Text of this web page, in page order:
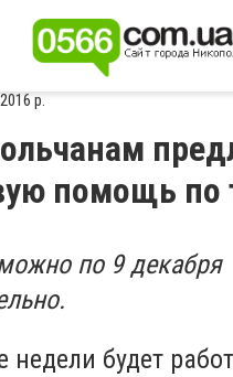
р.
помощь по
по 9 декабря
недели будет